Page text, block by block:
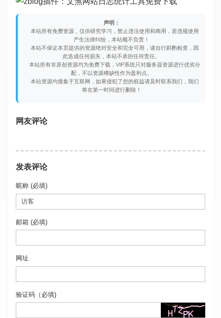
声明：
本站所有免费资源，仅供研究学习，禁止违法使用和商用，若违规使用
产生法律纠纷，本站概不负责！
本站不保证本页提供的资源绝对安全和完全可用，请自行斟酌检查，因
此造成任何损失，本站不承担任何责任。
本站所有非原创资源均为免费下载，VIP系统只对服务器资源进行优劣分
配，不以资源稀缺性作为盈利点。
本站资源均搜集于互联网，如果侵犯了您的权益请及时联系我们，我们
将在第一时间进行删除！
网友评论
发表评论
昵称 (必填)
邮箱 (必填)
网址
验证码（必填)